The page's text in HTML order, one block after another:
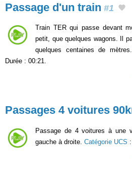
Passage d'un train #1
Train TER qui passe devant
petit, que quelques wagons. Il
quelques centaines de
Durée : 00:21.
Passages 4 voitures
Passage de 4 voitures à une
gauche à droite. Catégorie UCS :